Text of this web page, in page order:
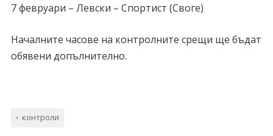
7 февруари – Левски – Спортист (Своге)
Началните часове на контролните срещи ще бъдат
обявени допълнително.
контроли